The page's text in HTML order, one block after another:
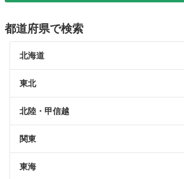
都道府県で検索
北海道
東北
北陸・甲信越
関東
東海